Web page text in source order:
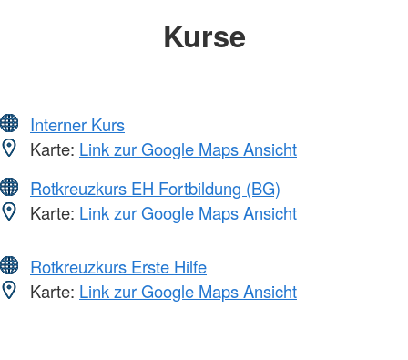
Kurse
Interner Kurs
Karte: Link zur Google Maps Ansicht
Rotkreuzkurs EH Fortbildung (BG)
Karte: Link zur Google Maps Ansicht
Rotkreuzkurs Erste Hilfe
Karte: Link zur Google Maps Ansicht